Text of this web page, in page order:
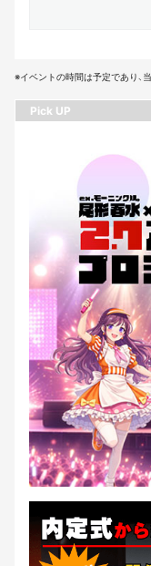
※イベントの時間は予定であり、
Pick UP